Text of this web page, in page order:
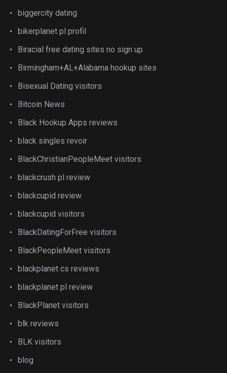
biggercity dating
bikerplanet pl profil
Biracial free dating sites no sign up
Birmingham+AL+Alabama hookup sites
Bisexual Dating visitors
Bitcoin News
Black Hookup Apps reviews
black singles revoir
BlackChristianPeopleMeet visitors
blackcrush pl review
blackcupid review
blackcupid visitors
BlackDatingForFree visitors
BlackPeopleMeet visitors
blackplanet cs reviews
blackplanet pl review
BlackPlanet visitors
blk reviews
BLK visitors
blog